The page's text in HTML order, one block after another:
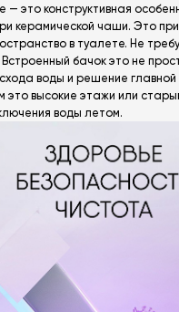
это конструктивная
керамической чаши. Это
в туалете. Не
бачок это не
воды и решение
это высокие этажи или
воды летом.